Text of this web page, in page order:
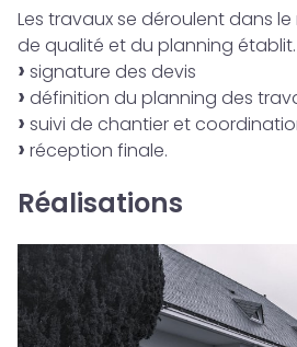
Les travaux se déroulent dans
de qualité et du planning établit.
signature des devis
définition du planning des
suivi de chantier et
réception finale.
Réalisations